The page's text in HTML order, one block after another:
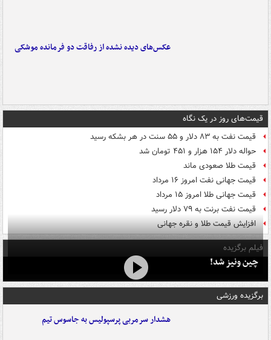
عکس‌های دیده نشده از رفاقت دو فرمانده‌ موشکی
قیمت‌های روز در یک نگاه
قیمت نفت به ۸۳ دلار و ۵۵ سنت در هر بشکه رسید
حواله دلار ۱۵۴ هزار و ۴۵۱ تومان شد
قیمت طلا صعودی ماند
قیمت جهانی نفت امروز ۱۶ مرداد
قیمت جهانی طلا امروز ۱۵ مرداد
قیمت نفت برنت به ۷۹ دلار رسید
افزایش قیمت طلا و نقره جهانی
فیلم برگزیده
چین ونیز شد!
برگزیده ورزشی
هشدار سرمربی پرسپولیس به جاسوس تیم